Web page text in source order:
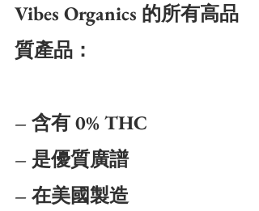
Vibes Organics 的所有高品
質產品：
– 含有 0% THC
– 是優質廣譜
– 在美國製造